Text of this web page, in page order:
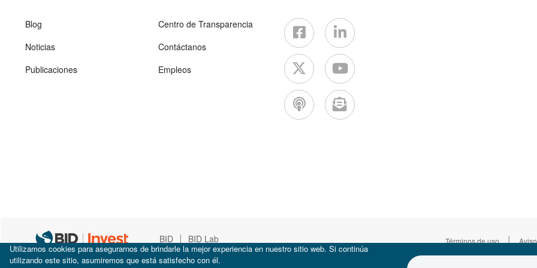
Blog
Noticias
Publicaciones
Centro de Transparencia
Contáctanos
Empleos
BID | BID Lab Términos de uso |
Utilizamos cookies para asegurarnos de brindarle la mejor experiencia en nuestro sitio web. Si continúa
utilizando este sitio, asumiremos que está satisfecho con él.